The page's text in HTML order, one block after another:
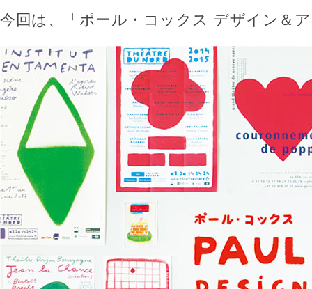
今回は、「ポール・コックス デザイン＆